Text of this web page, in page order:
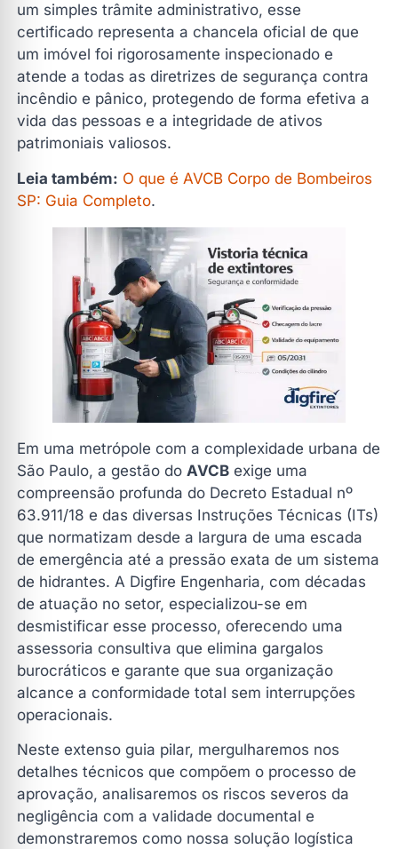
AVCB x CLCB: Entenda as Diferenças de
Enquadramento
Etapas Detalhadas para Obtenção e Renovação com a
Digfire
1 Auditoria e Diagnóstico de Conformidade
2 Elaboração e Aprovação do Projeto Técnico
4 Protocolo de Vistoria e Acompanhamento
Presencial
Sistemas Críticos Analisados na Inspeção do AVCB
Renovação do AVCB: Prazos e Gestão de Vencimentos
Erros Comuns que Causam a Reprovação do AVCB
Por que a Digfire Engenharia é a melhor escolha para o
seu AVCB?
Perguntas Frequentes sobre o AVCB (FAQ)
Qual o custo médio para obter o AVCB em São Paulo?
O condomínio residencial precisa obrigatoriamente
de AVCB?
Como a logística da Digfire facilita o meu processo
de AVCB?
O AVCB pode ser renovado mesmo após o
vencimento?
Conclusão: regularize seu AVCB com quem é
autoridade em São Paulo
Faça seu Orçamento
um simples trâmite administrativo, esse
certificado representa a chancela oficial de que
um imóvel foi rigorosamente inspecionado e
atende a todas as diretrizes de segurança contra
incêndio e pânico, protegendo de forma efetiva a
vida das pessoas e a integridade de ativos
patrimoniais valiosos.
Leia também: O que é AVCB Corpo de Bombeiros
SP: Guia Completo.
Em uma metrópole com a complexidade urbana de
São Paulo, a gestão do AVCB exige uma
compreensão profunda do Decreto Estadual nº
63.911/18 e das diversas Instruções Técnicas (ITs)
que normatizam desde a largura de uma escada
de emergência até a pressão exata de um sistema
de hidrantes. A Digfire Engenharia, com décadas
de atuação no setor, especializou-se em
desmistificar esse processo, oferecendo uma
assessoria consultiva que elimina gargalos
burocráticos e garante que sua organização
alcance a conformidade total sem interrupções
operacionais.
Neste extenso guia pilar, mergulharemos nos
detalhes técnicos que compõem o processo de
aprovação, analisaremos os riscos severos da
negligência com a validade documental e
demonstraremos como nossa solução logística